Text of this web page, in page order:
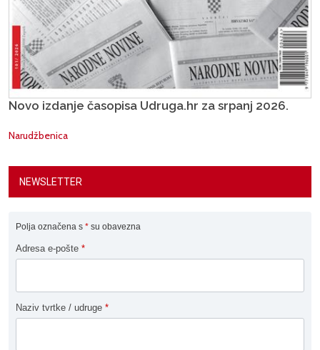
Novo izdanje časopisa Udruga.hr za srpanj 2026.
Narudžbenica
NEWSLETTER
Polja označena s * su obavezna
Adresa e-pošte *
Naziv tvrtke / udruge *